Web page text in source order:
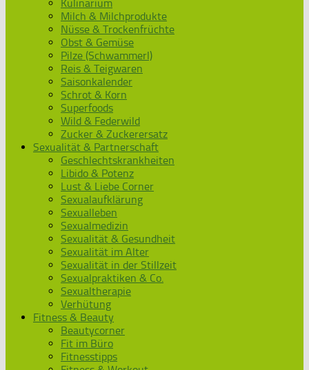
Kulinarium
Milch & Milchprodukte
Nüsse & Trockenfrüchte
Obst & Gemüse
Pilze (Schwammerl)
Reis & Teigwaren
Saisonkalender
Schrot & Korn
Superfoods
Wild & Federwild
Zucker & Zuckerersatz
Sexualität & Partnerschaft
Geschlechtskrankheiten
Libido & Potenz
Lust & Liebe Corner
Sexualaufklärung
Sexualleben
Sexualmedizin
Sexualität & Gesundheit
Sexualität im Alter
Sexualität in der Stillzeit
Sexualpraktiken & Co.
Sexualtherapie
Verhütung
Fitness & Beauty
Beautycorner
Fit im Büro
Fitnesstipps